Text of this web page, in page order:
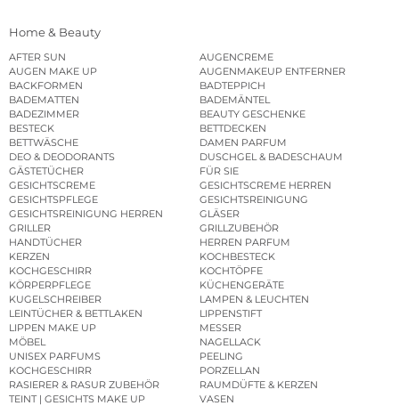
Home & Beauty
AFTER SUN
AUGENCREME
AUGEN MAKE UP
AUGENMAKEUP ENTFERNER
BACKFORMEN
BADTEPPICH
BADEMATTEN
BADEMÄNTEL
BADEZIMMER
BEAUTY GESCHENKE
BESTECK
BETTDECKEN
BETTWÄSCHE
DAMEN PARFUM
DEO & DEODORANTS
DUSCHGEL & BADESCHAUM
GÄSTETÜCHER
FÜR SIE
GESICHTSCREME
GESICHTSCREME HERREN
GESICHTSPFLEGE
GESICHTSREINIGUNG
GESICHTSREINIGUNG HERREN
GLÄSER
GRILLER
GRILLZUBEHÖR
HANDTÜCHER
HERREN PARFUM
KERZEN
KOCHBESTECK
KOCHGESCHIRR
KOCHTÖPFE
KÖRPERPFLEGE
KÜCHENGERÄTE
KUGELSCHREIBER
LAMPEN & LEUCHTEN
LEINTÜCHER & BETTLAKEN
LIPPENSTIFT
LIPPEN MAKE UP
MESSER
MÖBEL
NAGELLACK
UNISEX PARFUMS
PEELING
KOCHGESCHIRR
PORZELLAN
RASIERER & RASUR ZUBEHÖR
RAUMDÜFTE & KERZEN
TEINT | GESICHTS MAKE UP
VASEN